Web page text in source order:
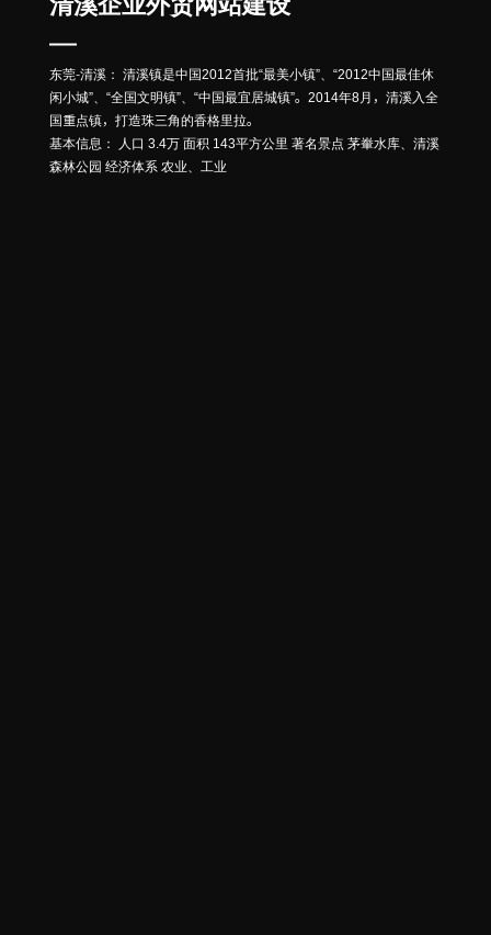
东莞-清溪： 清溪镇是中国2012首批“最美小镇”、“2012中国最佳休
闲小城”、“全国文明镇”、“中国最宜居城镇”。2014年8月，清溪入全
国重点镇，打造珠三角的香格里拉。
基本信息： 人口 3.4万 面积 143平方公里 著名景点 茅輋水库、清溪
森林公园 经济体系 农业、工业